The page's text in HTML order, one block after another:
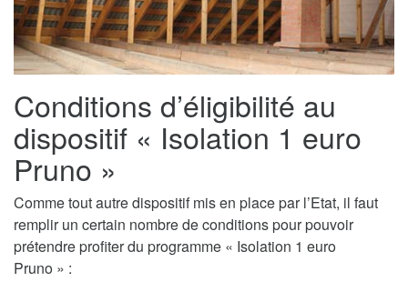
Conditions d’éligibilité au
dispositif « Isolation 1 euro
Pruno »
Comme tout autre dispositif mis en place par l’Etat, il faut
remplir un certain nombre de conditions pour pouvoir
prétendre profiter du programme « Isolation 1 euro
Pruno » :